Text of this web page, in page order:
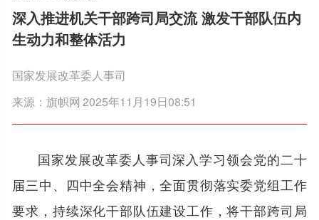
深入推进机关干部跨司局交流 激发干部队伍内
生动力和整体活力
国家发展改革委人事司
来源：旗帜网2025年11月19日08:51
国家发展改革委人事司深入学习领会党的二十
届三中、四中全会精神，全面贯彻落实委党组工作
要求，持续深化干部队伍建设工作，将干部跨司局